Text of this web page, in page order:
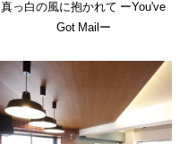
真っ白の風に抱かれて ーYou've
Got Mailー